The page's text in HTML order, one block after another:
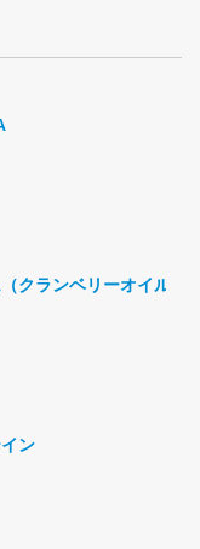
クランベリーオイル）
ン